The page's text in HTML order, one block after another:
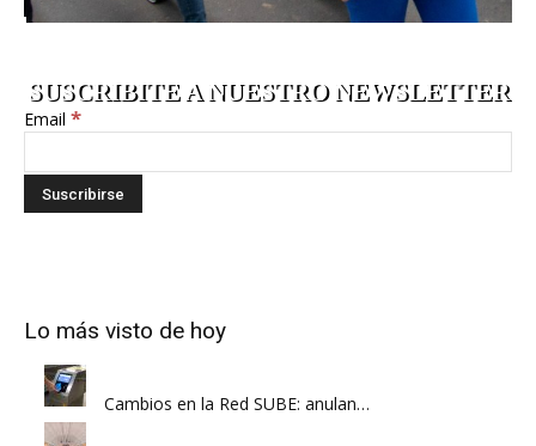
SUSCRIBITE A NUESTRO NEWSLETTER
Email *
Lo más visto de hoy
Cambios en la Red SUBE: anulan…